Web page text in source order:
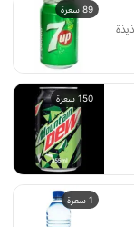
89 سعرة
150 سعرة
1 سعرة